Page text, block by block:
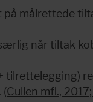
målrettede
når tiltak
tilrettelegging)
(Cullen mfl.,